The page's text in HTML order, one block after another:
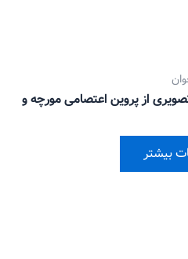
از پروین اعتصامی مورچه و
بیشتر